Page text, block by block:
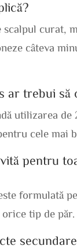
scalpul curat,
câteva
ar trebui să
utilizarea de
cele mai
pentru
formulată
tip de păr.